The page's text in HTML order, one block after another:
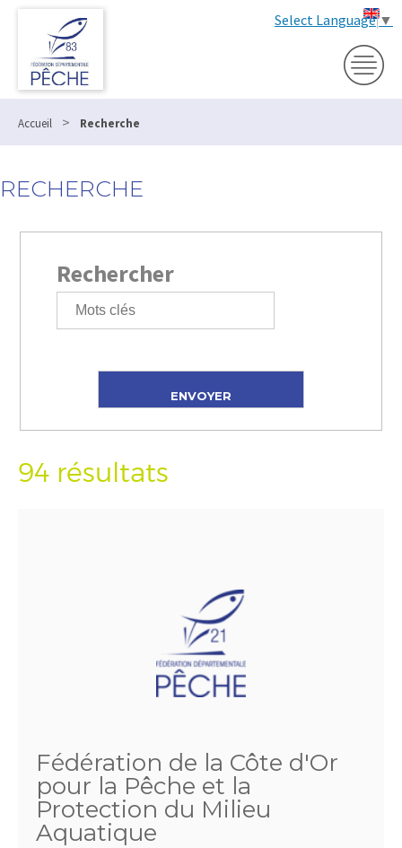
Select Language▼
Accueil > Recherche
RECHERCHE
Rechercher
94 résultats
Fédération de la Côte d'Or
pour la Pêche et la
Protection du Milieu
Aquatique